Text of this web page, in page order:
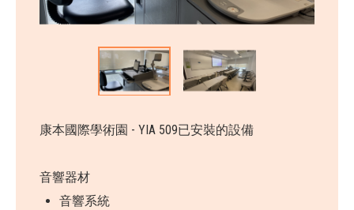
康本國際學術園 - YIA 509已安裝的設備
音響器材
音響系統